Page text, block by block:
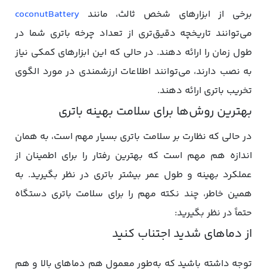
برخی از ابزارهای شخص ثالث، مانند coconutBattery
می‌توانند تاریخچه دقیق‌تری از تعداد چرخه باتری شما در
طول زمان را ارائه دهند. در حالی که این ابزارهای کمکی نیاز
به نصب دارند، می‌توانند اطلاعات ارزشمندی در مورد الگوی
تخریب باتری ارائه دهند.
بهترین روش‌ها برای سلامت بهینه باتری
در حالی که نظارت بر سلامت باتری بسیار مهم است، به همان
اندازه هم مهم است که بهترین رفتار را برای اطمینان از
عملکرد بهینه و طول عمر بیشتر باتری در نظر بگیرید. به
همین خاطر، چند نکته مهم را برای سلامت باتری دستگاه
حتماً در نظر بگیرید:
از دماهای شدید اجتناب کنید
توجه داشته باشید که به‌طور معمول هم دماهای بالا و هم